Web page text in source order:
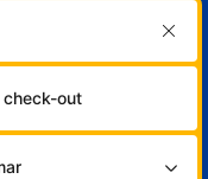
check-out